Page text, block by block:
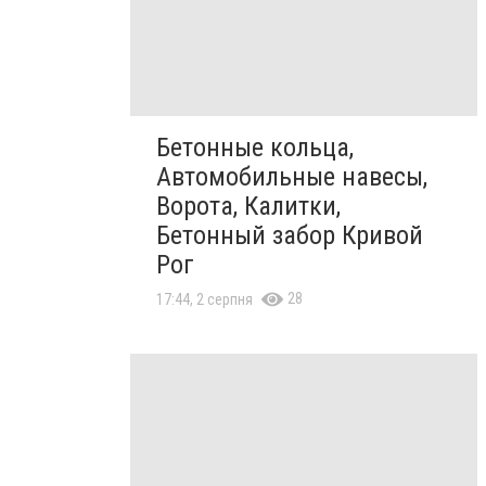
Бетонные кольца,
Автомобильные навесы,
Ворота, Калитки,
Бетонный забор Кривой
Рог
17:44, 2 серпня 28